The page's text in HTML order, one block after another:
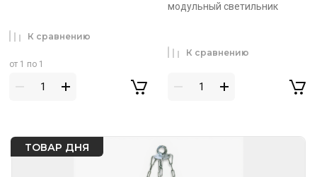
ТОВАР ДНЯ
от 1 по 1
К сравнению
модульный светильник
К сравнению